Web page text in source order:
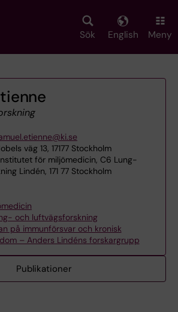
Sök English Meny
väg 13, 17177 Stockholm
för miljömedicin, C6 Lung-
Lindén, 171 77 Stockholm
och luftvägsforskning
på immunförsvar och kronisk
– Anders Lindéns forskargrupp
Publikationer